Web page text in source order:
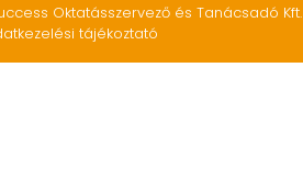
Oktatásszervező és Tanácsadó Kft.
tájékoztató